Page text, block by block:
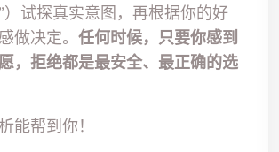
）试探真实意图，再根据你的好
做决定。 任何时候，只要你感到
，拒绝都是最安全、最正确的选
能帮到你！